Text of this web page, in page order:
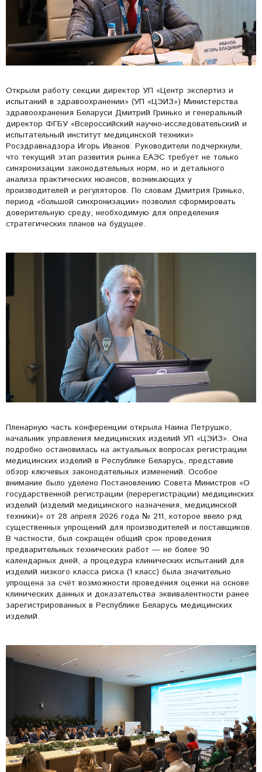
Открыли работу секции директор УП «Центр экспертиз и
испытаний в здравоохранении» (УП «ЦЭИЗ») Министерства
здравоохранения Беларуси Дмитрий Гринько и генеральный
директор ФГБУ «Всероссийский научно‑исследовательский и
испытательный институт медицинской техники»
Росздравнадзора Игорь Иванов. Руководители подчеркнули,
что текущий этап развития рынка ЕАЭС требует не только
синхронизации законодательных норм, но и детального
анализа практических нюансов, возникающих у
производителей и регуляторов. По словам Дмитрия Гринько,
период «большой синхронизации» позволил сформировать
доверительную среду, необходимую для определения
стратегических планов на будущее.
Пленарную часть конференции открыла Наина Петрушко,
начальник управления медицинских изделий УП «ЦЭИЗ». Она
подробно остановилась на актуальных вопросах регистрации
медицинских изделий в Республике Беларусь, представив
обзор ключевых законодательных изменений. Особое
внимание было уделено Постановлению Совета Министров «О
государственной регистрации (перерегистрации) медицинских
изделий (изделий медицинского назначения, медицинской
техники)» от 28 апреля 2026 года № 211, которое ввело ряд
существенных упрощений для производителей и поставщиков.
В частности, был сокращён общий срок проведения
предварительных технических работ — не более 90
календарных дней, а процедура клинических испытаний для
изделий низкого класса риска (1 класс) была значительно
упрощена за счёт возможности проведения оценки на основе
клинических данных и доказательства эквивалентности ранее
зарегистрированных в Республике Беларусь медицинских
изделий.